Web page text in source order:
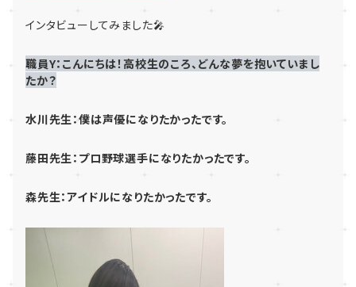
インタビューしてみました🎤
職員Y：こんにちは！高校生のころ、どんな夢を抱いていまし
たか？
水川先生：僕は声優になりたかったです。
藤田先生：プロ野球選手になりたかったです。
森先生：アイドルになりたかったです。